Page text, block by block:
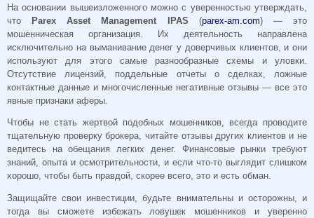
На основании вышеизложенного можно с уверенностью утверждать,
что Parex Asset Management IPAS (parex-am.com) — это
мошенническая организация. Их деятельность направлена
исключительно на выманивание денег у доверчивых клиентов, и они
используют для этого самые разнообразные схемы и уловки.
Отсутствие лицензий, поддельные отчеты о сделках, ложные
контактные данные и многочисленные негативные отзывы — все это
явные признаки аферы.
Чтобы не стать жертвой подобных мошенников, всегда проводите
тщательную проверку брокера, читайте отзывы других клиентов и не
ведитесь на обещания легких денег. Финансовые рынки требуют
знаний, опыта и осмотрительности, и если что-то выглядит слишком
хорошо, чтобы быть правдой, скорее всего, это и есть обман.
Защищайте свои инвестиции, будьте внимательны и осторожны, и
тогда вы сможете избежать ловушек мошенников и уверенно